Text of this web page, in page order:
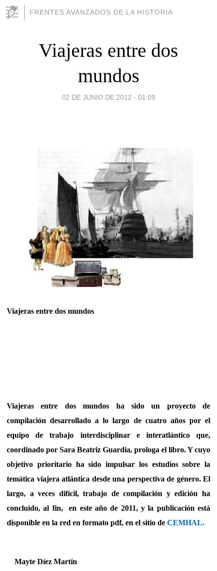
FRENTES AVANZADOS DE LA HISTORIA
Viajeras entre dos
mundos
02 DE JUNIO DE 2012 - 01:09
Viajeras entre dos mundos
Viajeras entre dos mundos ha sido un proyecto de
compilación desarrollado a lo largo de cuatro años por el
equipo de trabajo interdisciplinar e interatlántico que,
coordinado por Sara Beatriz Guardia, prologa el libro. Y cuyo
objetivo prioritario ha sido impulsar los estudios sobre la
temática viajera atlántica desde una perspectiva de género. El
largo, a veces difícil, trabajo de compilación y edición ha
concluido, al fin, en este año de 2011, y la publicación está
disponible en la red en formato pdf, en el sitio de CEMHAL.
Mayte Díez Martín